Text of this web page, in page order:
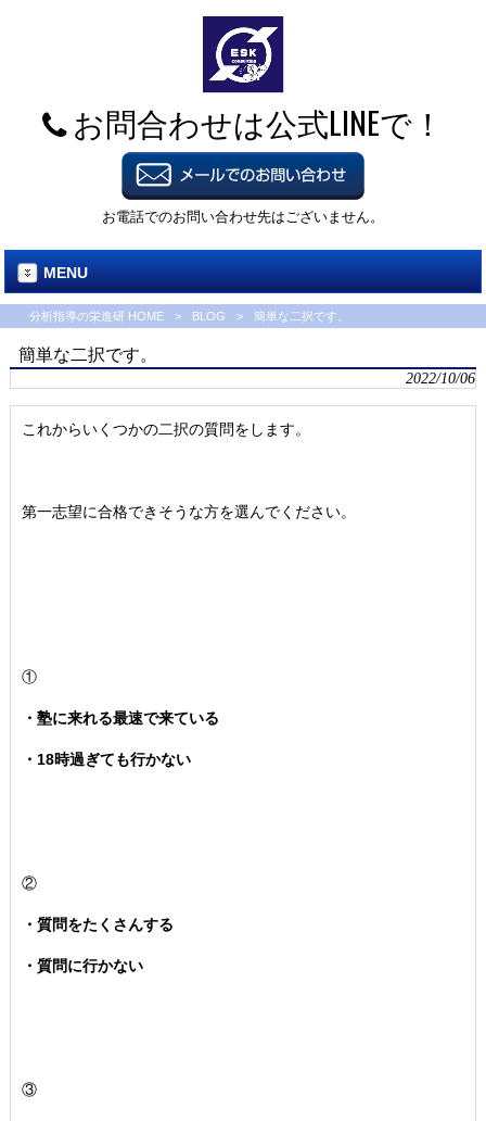
お問合わせは公式LINEで！
お電話でのお問い合わせ先はございません。
MENU
分析指導の栄進研 HOME > BLOG > 簡単な二択です。
簡単な二択です。
2022/10/06
これからいくつかの二択の質問をします。
第一志望に合格できそうな方を選んでください。
①
・塾に来れる最速で来ている
・18時過ぎても行かない
②
・質問をたくさんする
・質問に行かない
③